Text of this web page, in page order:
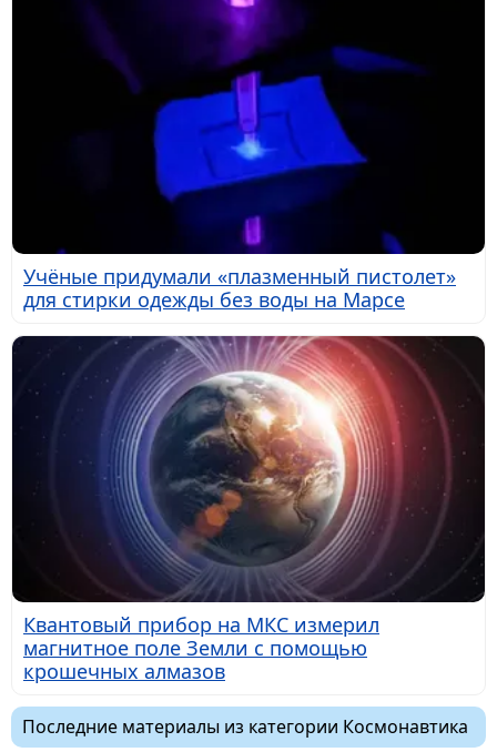
Учёные придумали «плазменный пистолет»
для стирки одежды без воды на Марсе
Квантовый прибор на МКС измерил
магнитное поле Земли с помощью
крошечных алмазов
Последние материалы из категории Космонавтика